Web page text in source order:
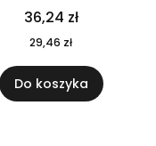
36,24 zł
29,46 zł
Do koszyka